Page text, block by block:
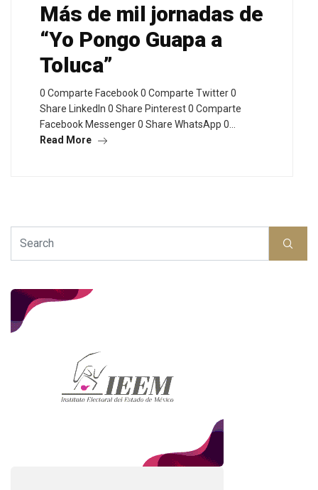
Más de mil jornadas de
“Yo Pongo Guapa a
Toluca”
0 Comparte Facebook 0 Comparte Twitter 0
Share LinkedIn 0 Share Pinterest 0 Comparte
Facebook Messenger 0 Share WhatsApp 0…
Read More